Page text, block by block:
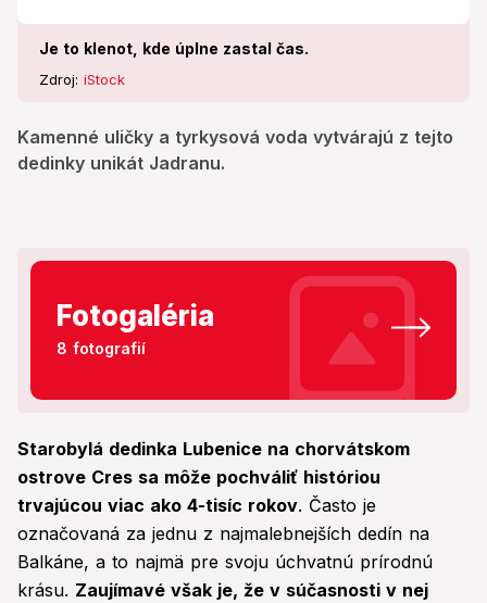
Je to klenot, kde úplne zastal čas.
Zdroj: iStock
Kamenné uličky a tyrkysová voda vytvárajú z tejto
dedinky unikát Jadranu.
Fotogaléria
8 fotografií
Starobylá dedinka Lubenice na chorvátskom
ostrove Cres sa môže pochváliť históriou
trvajúcou viac ako 4-tisíc rokov. Často je
označovaná za jednu z najmalebnejších dedín na
Balkáne, a to najmä pre svoju úchvatnú prírodnú
krásu. Zaujímavé však je, že v súčasnosti v nej